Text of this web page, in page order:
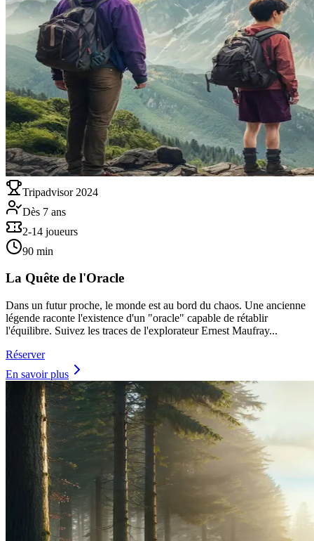
Tripadvisor 2024
Dès 7 ans
2-14 joueurs
90 min
La Quête de l'Oracle
Dans un futur proche, le monde est au bord du chaos. Une ancienne
légende raconte l'existence d'un "oracle" capable de rétablir
l'équilibre. Suivez les traces de l'explorateur Ernest Maufray...
Réserver
En savoir plus